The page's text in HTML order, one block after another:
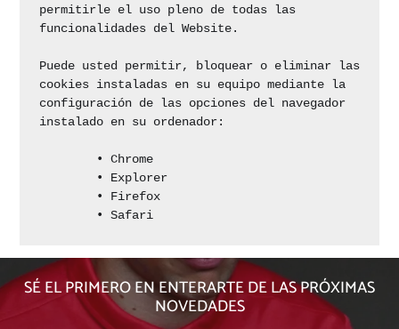
permitirle el uso pleno de todas las
funcionalidades del Website.
Puede usted permitir, bloquear o eliminar las
cookies instaladas en su equipo mediante la
configuración de las opciones del navegador
instalado en su ordenador:
	• Safari
SÉ EL PRIMERO EN ENTERARTE DE LAS PRÓXIMAS
NOVEDADES